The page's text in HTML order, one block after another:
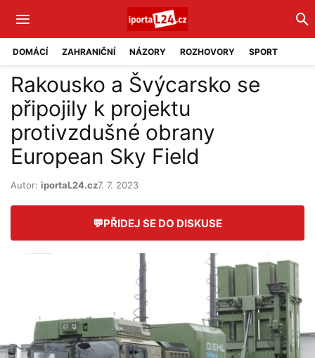
DOMÁCÍ ZAHRANIČNÍ NÁZORY ROZHOVORY SPORT
Rakousko a Švýcarsko se
připojily k projektu
protivzdušné obrany
European Sky Field
Autor: iportaL24.cz7. 7. 2023
💬PŘIDEJ SE DO DISKUSE